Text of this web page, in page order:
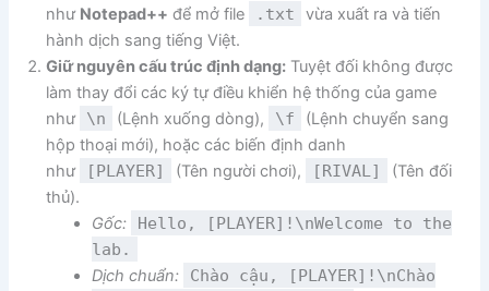
như Notepad++ để mở file .txt
vừa xuất ra và tiến
hành dịch sang tiếng Việt.
Giữ nguyên cấu trúc định dạng: Tuyệt đối không được
làm thay đổi các ký tự điều khiển hệ thống của game
như \n (Lệnh xuống dòng), \f
(Lệnh chuyển sang
hộp thoại mới), hoặc các biến định danh
như
[PLAYER] (Tên người chơi), [RIVAL]
(Tên đối
thủ).
Gốc:
Hello, [PLAYER]!\nWelcome to the
lab.
Dịch chuẩn:
Chào cậu, [PLAYER]!\nChào